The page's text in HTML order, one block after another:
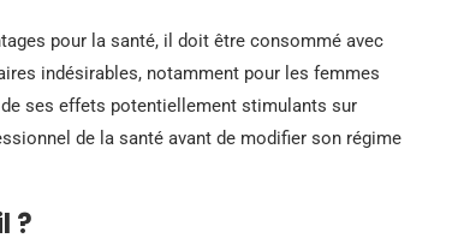
pour la santé, il doit être consommé avec
indésirables, notamment pour les femmes
ses effets potentiellement stimulants sur
de la santé avant de modifier son régime
?